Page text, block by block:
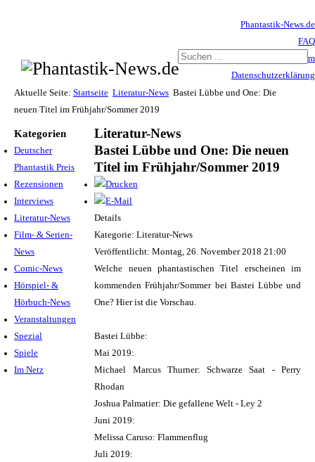
Phantastik-News.de
FAQ
Impressum
Datenschutzerklärung
Haftungsausschluss
Aktuelle Seite: Startseite Literatur-News Bastei Lübbe und One: Die
neuen Titel im Frühjahr/Sommer 2019
Kategorien
Deutscher
Phantastik Preis
Rezensionen
Interviews
Literatur-News
Film- & Serien-
News
Comic-News
Hörspiel- &
Hörbuch-News
Veranstaltungen
Spezial
Spiele
Im Netz
Literatur-News
Bastei Lübbe und One: Die neuen
Titel im Frühjahr/Sommer 2019
Details
Kategorie: Literatur-News
Veröffentlicht: Montag, 26. November 2018 21:00
Welche neuen phantastischen Titel erscheinen im
kommenden Frühjahr/Sommer bei Bastei Lübbe und
One? Hier ist die Vorschau.
Bastei Lübbe:
Mai 2019:
Michael Marcus Thurner: Schwarze Saat - Perry
Rhodan
Joshua Palmatier: Die gefallene Welt - Ley 2
Juni 2019:
Melissa Caruso: Flammenflug
Juli 2019: